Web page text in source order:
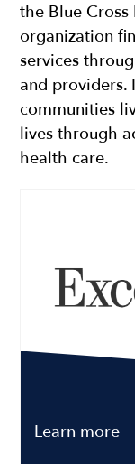
the Blue
organization
services
and providers.
communities
lives through
health care.
Learn more